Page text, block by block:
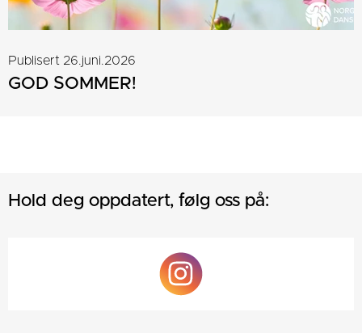
Publisert 26.juni.2026
GOD SOMMER!
Hold deg oppdatert, følg oss på: